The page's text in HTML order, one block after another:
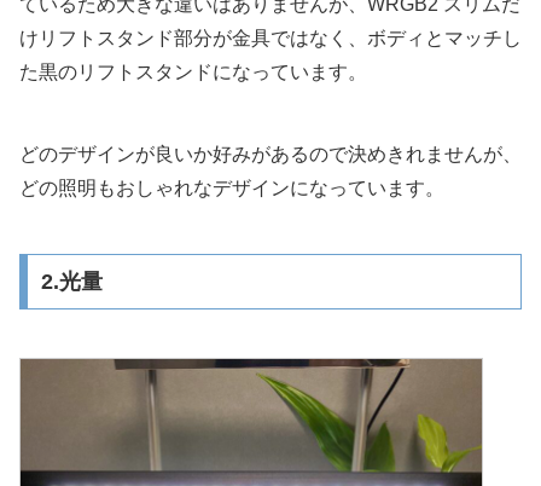
ているため大きな違いはありませんが、WRGB2 スリムだ
けリフトスタンド部分が金具ではなく、ボディとマッチし
た黒のリフトスタンドになっています。
どのデザインが良いか好みがあるので決めきれませんが、
どの照明もおしゃれなデザインになっています。
2.光量